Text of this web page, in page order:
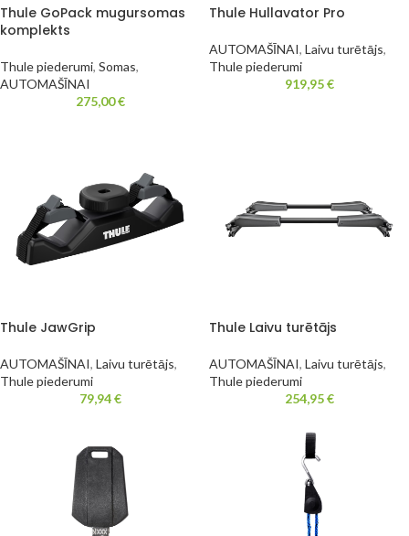
Thule GoPack mugursomas
komplekts
Thule piederumi, Somas,
AUTOMAŠĪNAI
275,00€
Thule Hullavator Pro
AUTOMAŠĪNAI, Laivu turētājs,
Thule piederumi
919,95€
Thule JawGrip
AUTOMAŠĪNAI, Laivu turētājs,
Thule piederumi
79,94€
Thule Laivu turētājs
AUTOMAŠĪNAI, Laivu turētājs,
Thule piederumi
254,95€